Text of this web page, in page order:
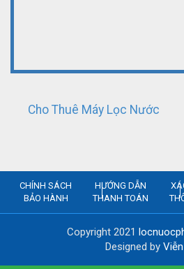
Cho Thuê Máy Lọc Nước
CHÍNH SÁCH
BẢO HÀNH
HƯỚNG DẪN
THANH TOÁN
Copyright 2021
Designed by